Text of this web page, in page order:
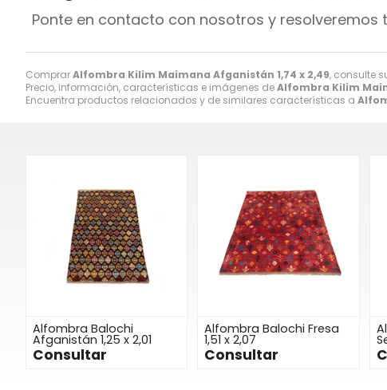
ComprarAlfombra Kilim Maimana Afganistán 1,74 x 2,49, consulte
Precio, información, características e imágenes deAlfombra Kilim
Encuentra productos relacionados y de similares características a
Ponte en contacto con nosotros y resolveremos
Alfombra Balochi
Afganistán 1,25 x 2,01
Consultar
Alfombra Balochi Fresa
1,51 x 2,07
Consultar